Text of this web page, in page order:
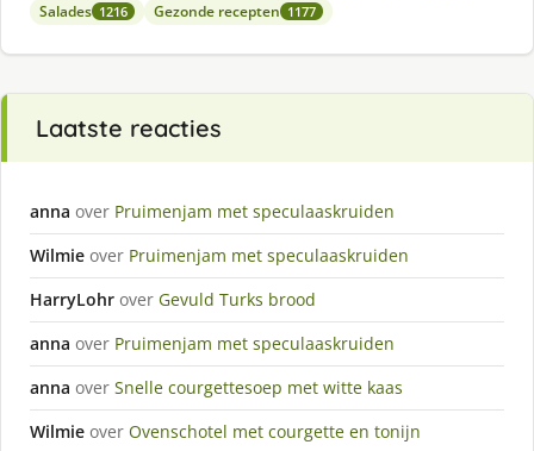
Salades 1216 Gezonde recepten 1177
Laatste reacties
anna over Pruimenjam met speculaaskruiden
Wilmie over Pruimenjam met speculaaskruiden
HarryLohr over Gevuld Turks brood
anna over Pruimenjam met speculaaskruiden
anna over Snelle courgettesoep met witte kaas
Wilmie over Ovenschotel met courgette en tonijn